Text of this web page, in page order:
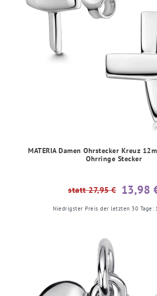
MATERIA Damen Ohrstecker Kreuz
Ohrringe Stecker
statt 27,95 € 13,98
Niedrigster Preis der letzten 30 Tage: